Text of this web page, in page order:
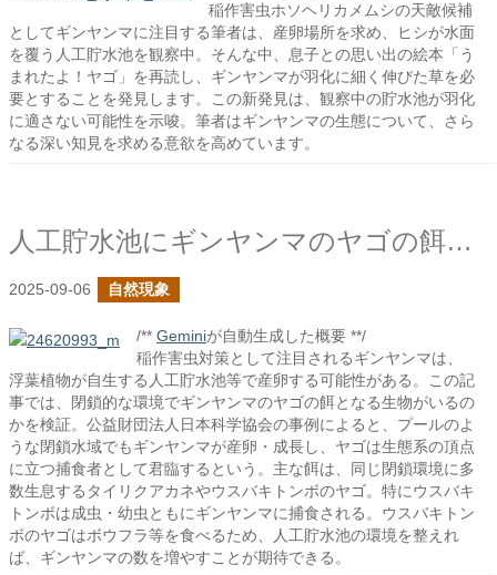
稲作害虫ホソヘリカメムシの天敵候補
としてギンヤンマに注目する筆者は、産卵場所を求め、ヒシが水面
を覆う人工貯水池を観察中。そんな中、息子との思い出の絵本「う
まれたよ！ヤゴ」を再読し、ギンヤンマが羽化に細く伸びた草を必
要とすることを発見します。この新発見は、観察中の貯水池が羽化
に適さない可能性を示唆。筆者はギンヤンマの生態について、さら
なる深い知見を求める意欲を高めています。
人工貯水池にギンヤンマのヤゴの餌と成り得る生物はいるか？
2025-09-06 自然現象
/** Geminiが自動生成した概要 **/
稲作害虫対策として注目されるギンヤンマは、
浮葉植物が自生する人工貯水池等で産卵する可能性がある。この記
事では、閉鎖的な環境でギンヤンマのヤゴの餌となる生物がいるの
かを検証。公益財団法人日本科学協会の事例によると、プールのよ
うな閉鎖水域でもギンヤンマが産卵・成長し、ヤゴは生態系の頂点
に立つ捕食者として君臨するという。主な餌は、同じ閉鎖環境に多
数生息するタイリクアカネやウスバキトンボのヤゴ。特にウスバキ
トンボは成虫・幼虫ともにギンヤンマに捕食される。ウスバキトン
ボのヤゴはボウフラ等を食べるため、人工貯水池の環境を整えれ
ば、ギンヤンマの数を増やすことが期待できる。